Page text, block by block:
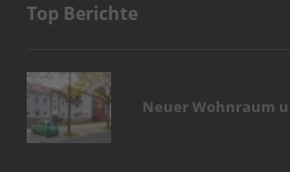
Top Berichte
Neuer Wohnraum